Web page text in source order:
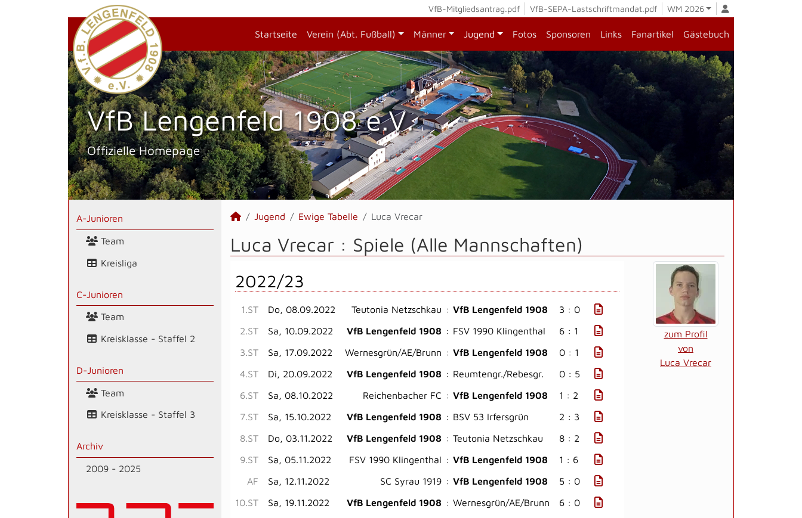
VfB-Mitgliedsantrag.pdf VfB-SEPA-Lastschriftmandat.pdf WM 2026
Startseite Verein (Abt. Fußball) Männer Jugend Fotos Sponsoren Links Fanartikel Gästebuch
VfB Lengenfeld 1908 e.V.
Offizielle Homepage
A-Junioren
Team
Kreisliga
C-Junioren
Team
Kreisklasse - Staffel 2
D-Junioren
Team
Kreisklasse - Staffel 3
Archiv
2009 - 2025
Jugend Ewige Tabelle Luca Vrecar
Luca Vrecar : Spiele (Alle Mannschaften)
zum Profil
von
Luca Vrecar
2022/23
1.ST Do, 08.09.2022 Teutonia Netzschkau : VfB Lengenfeld 1908
3 : 0
2.ST
Sa, 10.09.2022 VfB Lengenfeld 1908 : FSV 1990 Klingenthal
6 : 1
3.ST
Sa, 17.09.2022 Wernesgrün/AE/​Brunn : VfB Lengenfeld 1908
0 : 1
4.ST
Di, 20.09.2022 VfB Lengenfeld 1908 : Reumtengr./​Rebesgr.
0 : 5
6.ST
Sa, 08.10.2022 Reichenbacher FC : VfB Lengenfeld 1908
1 : 2
7.ST
Sa, 15.10.2022 VfB Lengenfeld 1908 : BSV 53 Irfersgrün
2 : 3
8.ST
Do, 03.11.2022 VfB Lengenfeld 1908 : Teutonia Netzschkau
8 : 2
9.ST
Sa, 05.11.2022 FSV 1990 Klingenthal : VfB Lengenfeld 1908
1 : 6
AF
Sa, 12.11.2022 SC Syrau 1919 : VfB Lengenfeld 1908
5 : 0
10.ST
Sa, 19.11.2022 VfB Lengenfeld 1908 : Wernesgrün/AE/​Brunn
6 : 0